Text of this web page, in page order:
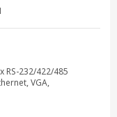
RS-232/422/485
VGA,